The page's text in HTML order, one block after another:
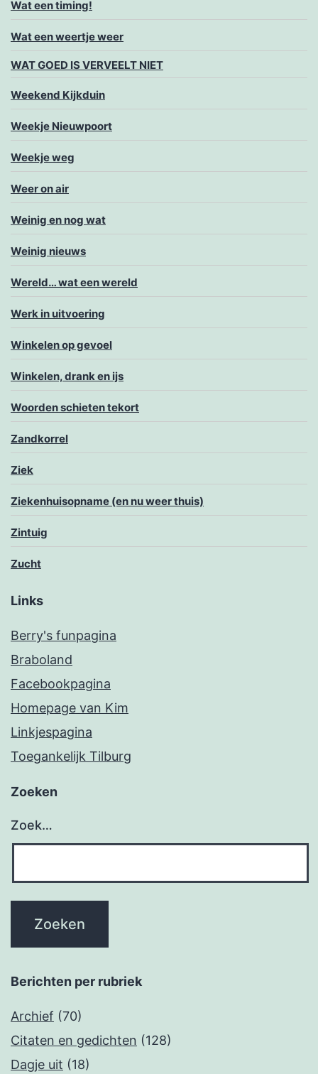
Wat een timing!
Wat een weertje weer
WAT GOED IS VERVEELT NIET
Weekend Kijkduin
Weekje Nieuwpoort
Weekje weg
Weer on air
Weinig en nog wat
Weinig nieuws
Wereld… wat een wereld
Werk in uitvoering
Winkelen op gevoel
Winkelen, drank en ijs
Woorden schieten tekort
Zandkorrel
Ziek
Ziekenhuisopname (en nu weer thuis)
Zintuig
Zucht
Links
Berry's funpagina
Braboland
Facebookpagina
Homepage van Kim
Linkjespagina
Toegankelijk Tilburg
Zoeken
Zoek…
Berichten per rubriek
Archief (70)
Citaten en gedichten (128)
Dagje uit (18)